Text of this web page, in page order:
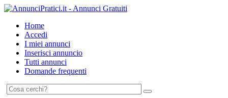
Home
Accedi
I miei annunci
Inserisci annuncio
Tutti annunci
Domande frequenti